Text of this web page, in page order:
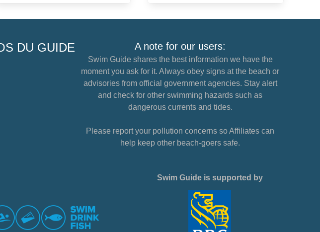
DU GUIDE A note for our users:
Swim Guide shares the best information we have the
moment you ask for it. Always obey signs at the beach or
advisories from official government agencies. Stay alert
and check for other swimming hazards such as
dangerous currents and tides.
Please report your pollution concerns so Affiliates can
help keep other beach-goers safe.
Swim Guide is supported by